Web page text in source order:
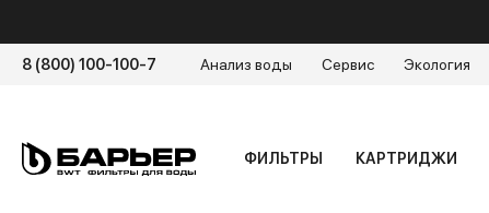
8 (800) 100-100-7 Анализ воды Сервис Экология
ФИЛЬТРЫ КАРТРИДЖИ